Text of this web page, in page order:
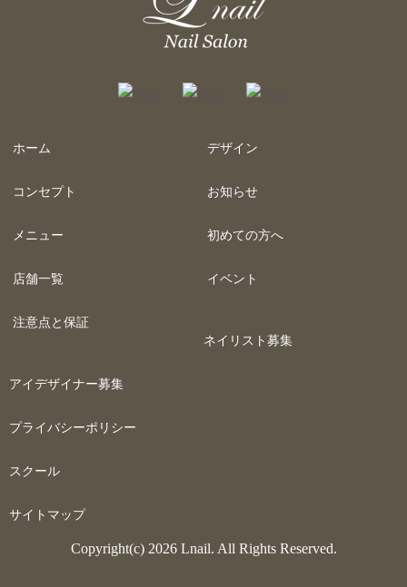
ホーム
コンセプト
メニュー
店舗一覧
注意点と保証
デザイン
お知らせ
初めての方へ
イベント
ネイリスト募集
アイデザイナー募集
プライバシーポリシー
スクール
サイトマップ
Copyright(c) 2026 Lnail. All Rights Reserved.